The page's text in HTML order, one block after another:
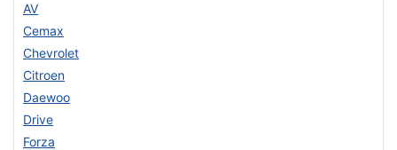
AV
Cemax
Chevrolet
Citroen
Daewoo
Drive
Forza